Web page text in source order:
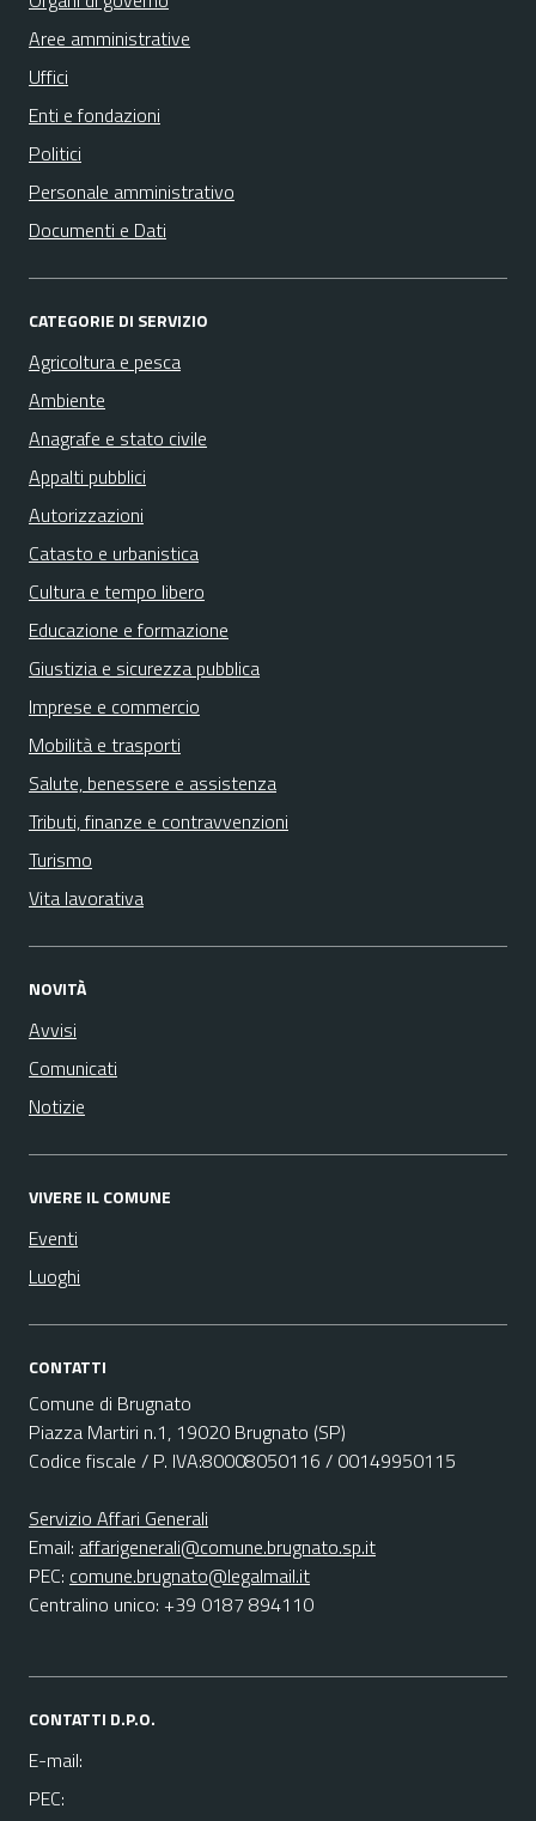
Aree amministrative
Uffici
Enti e fondazioni
Politici
Personale amministrativo
Documenti e Dati
CATEGORIE DI SERVIZIO
Agricoltura e pesca
Ambiente
Anagrafe e stato civile
Appalti pubblici
Autorizzazioni
Catasto e urbanistica
Cultura e tempo libero
Educazione e formazione
Giustizia e sicurezza pubblica
Imprese e commercio
Mobilità e trasporti
Salute, benessere e assistenza
Tributi, finanze e contravvenzioni
Turismo
Vita lavorativa
NOVITÀ
Avvisi
Comunicati
Notizie
VIVERE IL COMUNE
Eventi
Luoghi
CONTATTI
Comune di Brugnato
Piazza Martiri n.1, 19020 Brugnato (SP)
Codice fiscale / P. IVA:80008050116 / 00149950115
Servizio Affari Generali
Email: affarigenerali@comune.brugnato.sp.it
PEC: comune.brugnato@legalmail.it
Centralino unico: +39 0187 894110
CONTATTI D.P.O.
E-mail:
PEC: